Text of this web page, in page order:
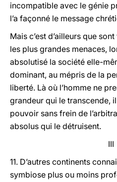
incompatible avec le génie
l’a façonné le message
Mais c’est d’ailleurs que
les plus grandes menaces,
absolutisé la société elle-
dominant, au mépris de la
liberté. Là où l’homme ne
grandeur qui le transcende,
pouvoir sans frein de
absolus qui le détruisent.
III
11. D’autres continents
symbiose plus ou moins